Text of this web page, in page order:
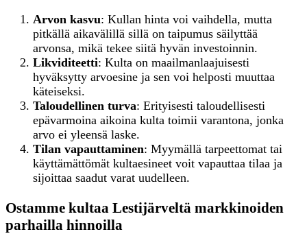
Arvon kasvu: Kullan hinta voi vaihdella, mutta
pitkällä aikavälillä sillä on taipumus säilyttää
arvonsa, mikä tekee siitä hyvän investoinnin.
Likviditeetti: Kulta on maailmanlaajuisesti
hyväksytty arvoesine ja sen voi helposti muuttaa
käteiseksi.
Taloudellinen turva: Erityisesti taloudellisesti
epävarmoina aikoina kulta toimii varantona, jonka
arvo ei yleensä laske.
Tilan vapauttaminen: Myymällä tarpeettomat tai
käyttämättömät kultaesineet voit vapauttaa tilaa ja
sijoittaa saadut varat uudelleen.
Ostamme kultaa Lestijärveltä markkinoiden
parhailla hinnoilla